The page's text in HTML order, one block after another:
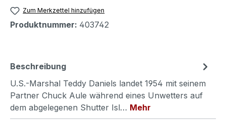
Zum Merkzettel hinzufügen
Produktnummer: 403742
Beschreibung
U.S.-Marshal Teddy Daniels landet 1954 mit seinem
Partner Chuck Aule während eines Unwetters auf
dem abgelegenen Shutter Isl… Mehr